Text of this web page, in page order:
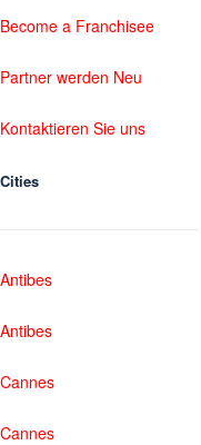
Become a Franchisee
Partner werden Neu
Kontaktieren Sie uns
Cities
Antibes
Antibes
Cannes
Cannes